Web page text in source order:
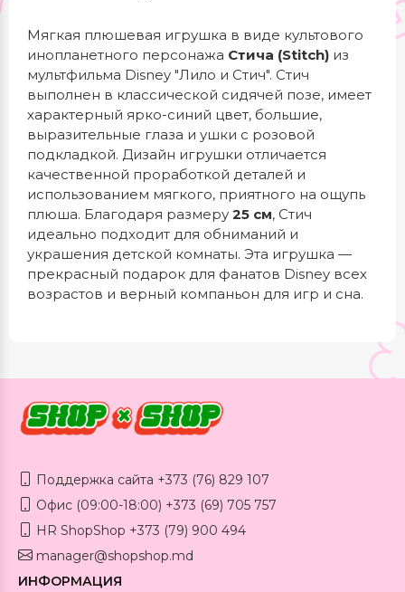
Мягкая плюшевая игрушка в виде культового
инопланетного персонажа Стича (Stitch) из
мультфильма Disney "Лило и Стич". Стич
выполнен в классической сидячей позе, имеет
характерный ярко-синий цвет, большие,
выразительные глаза и ушки с розовой
подкладкой. Дизайн игрушки отличается
качественной проработкой деталей и
использованием мягкого, приятного на ощупь
плюша. Благодаря размеру 25 см, Стич
идеально подходит для обниманий и
украшения детской комнаты. Эта игрушка —
прекрасный подарок для фанатов Disney всех
возрастов и верный компаньон для игр и сна.
Поддержка сайта +373 (76) 829 107
Офис (09:00-18:00) +373 (69) 705 757
HR ShopShop +373 (79) 900 494
manager@shopshop.md
ИНФОРМАЦИЯ